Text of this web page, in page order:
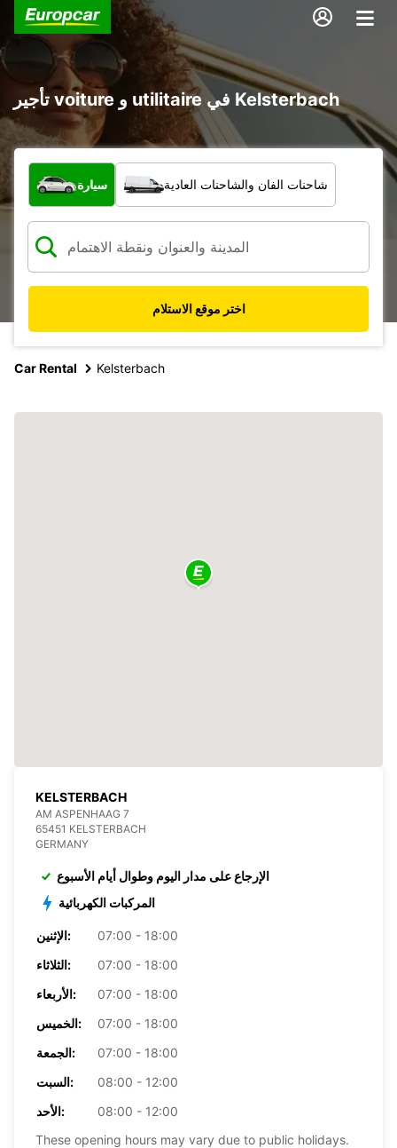
تأجير voiture و utilitaire في Kelsterbach
ما نوع المركبة؟
سيارة شاحنات الفان والشاحنات العادية
اختر موقع الاستلام
Car Rental Kelsterbach
KELSTERBACH
AM ASPENHAAG 7
65451 KELSTERBACH
GERMANY
الإرجاع على مدار اليوم وطوال أيام الأسبوع
المركبات الكهربائية
الإثنين:
07:00 - 18:00
الثلاثاء:
07:00 - 18:00
الأربعاء:
07:00 - 18:00
الخميس:
07:00 - 18:00
الجمعة:
07:00 - 18:00
السبت:
08:00 - 12:00
الأحد:
08:00 - 12:00
These opening hours may vary due to public holidays.